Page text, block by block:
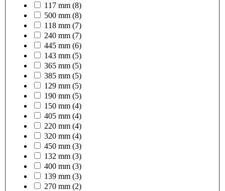
117 mm (8)
500 mm (8)
118 mm (7)
240 mm (7)
445 mm (6)
143 mm (5)
365 mm (5)
385 mm (5)
129 mm (5)
190 mm (5)
150 mm (4)
405 mm (4)
220 mm (4)
320 mm (4)
450 mm (3)
132 mm (3)
400 mm (3)
139 mm (3)
270 mm (2)